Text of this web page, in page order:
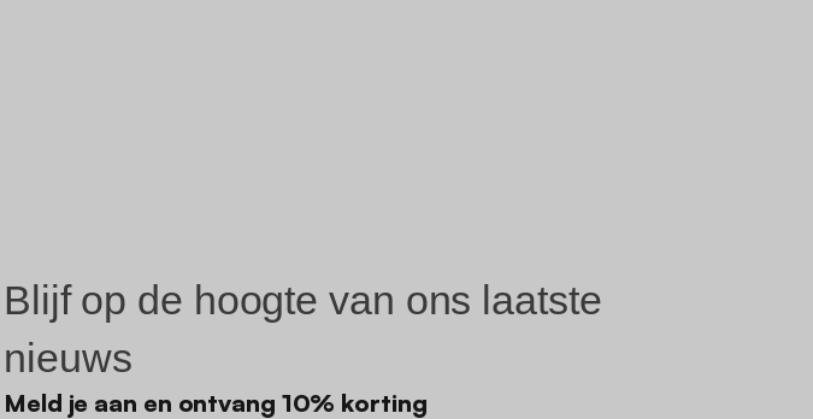
Blijf op de hoogte van ons laatste
nieuws
Meld je aan en ontvang 10% korting